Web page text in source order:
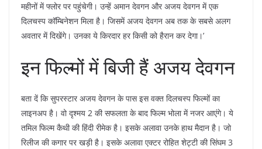
महीनों में फ्लोर पर पहुंचेगी। उन्हें अमान देवगन और अजय देवगन में एक
दिलचस्प कॉम्बिनेशन मिला है। जिसमें अजय देवगन अब तक के सबसे अलग
अवतार में दिखेंगे। उनका ये किरदार हर किसी को हैरान कर देगा।’
इन फिल्मों में बिजी हैं अजय देवगन
बता दें कि सुपरस्टार अजय देवगन के पास इस वक्त दिलचस्प फिल्मों का
लाइनअप है। वो दृश्मय 2 की सफलता के बाद फिल्म भोला में नजर आएंगे। ये
तमिल फिल्म कैथी की हिंदी रीमेक है। इसके अलावा उनके हाथ मैदान है। जो
रिलीज की कगार पर खड़ी है। इसके अलावा एक्टर रोहित शेट्टी की सिंघम 3